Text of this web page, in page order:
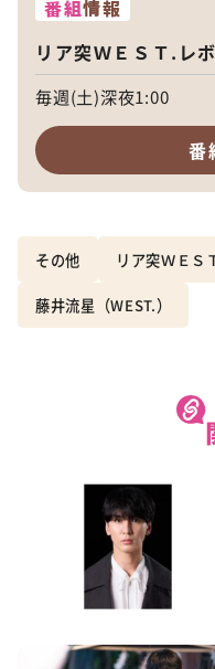
番組情報
リア突ＷＥＳＴ.レ
毎週(土)深夜1:00
番
その他 リア突ＷＥＳ
藤井流星（WEST.）